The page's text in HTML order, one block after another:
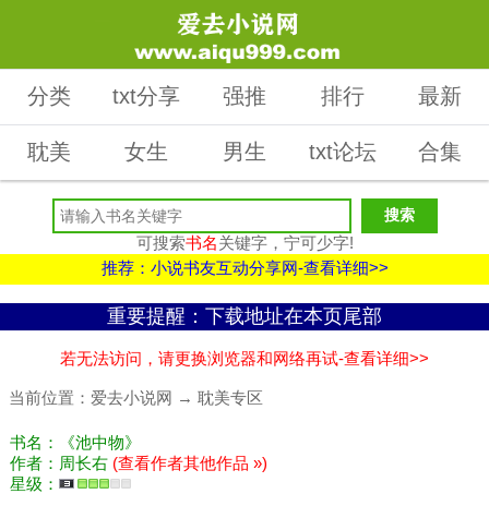
分类 txt分享 强推 排行 最新
耽美 女生 男生 txt论坛 合集
可搜索书名关键字，宁可少字!
推荐：小说书友互动分享网-查看详细>>
重要提醒：下载地址在本页尾部
若无法访问，请更换浏览器和网络再试-查看详细>>
当前位置： 爱去小说网 → 耽美专区
书名：《池中物》
作者：周长右 (查看作者其他作品 »)
星级：